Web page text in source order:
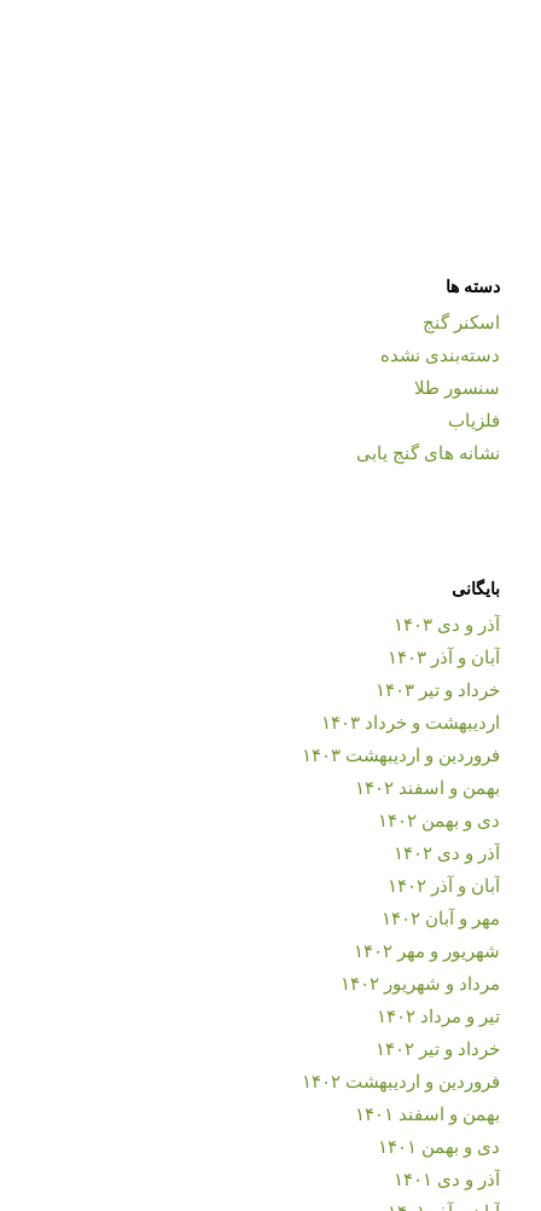
دسته ها
اسکنر گنج
دسته‌بندی نشده
سنسور طلا
فلزیاب
نشانه های گنج یابی
بایگانی
آذر و دی ۱۴۰۳
آبان و آذر ۱۴۰۳
خرداد و تیر ۱۴۰۳
اردیبهشت و خرداد ۱۴۰۳
فروردین و اردیبهشت ۱۴۰۳
بهمن و اسفند ۱۴۰۲
دی و بهمن ۱۴۰۲
آذر و دی ۱۴۰۲
آبان و آذر ۱۴۰۲
مهر و آبان ۱۴۰۲
شهریور و مهر ۱۴۰۲
مرداد و شهریور ۱۴۰۲
تیر و مرداد ۱۴۰۲
خرداد و تیر ۱۴۰۲
فروردین و اردیبهشت ۱۴۰۲
بهمن و اسفند ۱۴۰۱
دی و بهمن ۱۴۰۱
آذر و دی ۱۴۰۱